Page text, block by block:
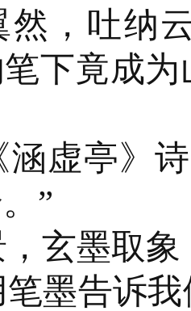
然，吐纳
下竟成
涵虚亭》
”
玄墨取
笔墨告诉